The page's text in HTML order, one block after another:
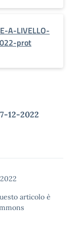
A-LIVELLO-
prot
12-2022
articolo è